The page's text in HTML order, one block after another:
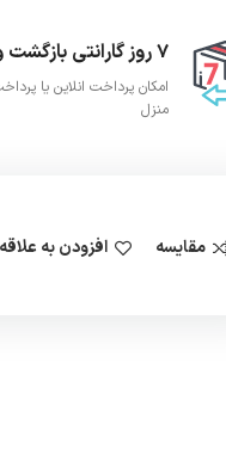
7 روز گارانتی بازگشت وجه
امکان پرداخت انلاین یا
منزل
مقایسه افزودن به